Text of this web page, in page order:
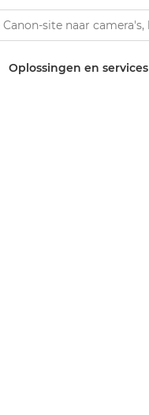
Oplossingen en services